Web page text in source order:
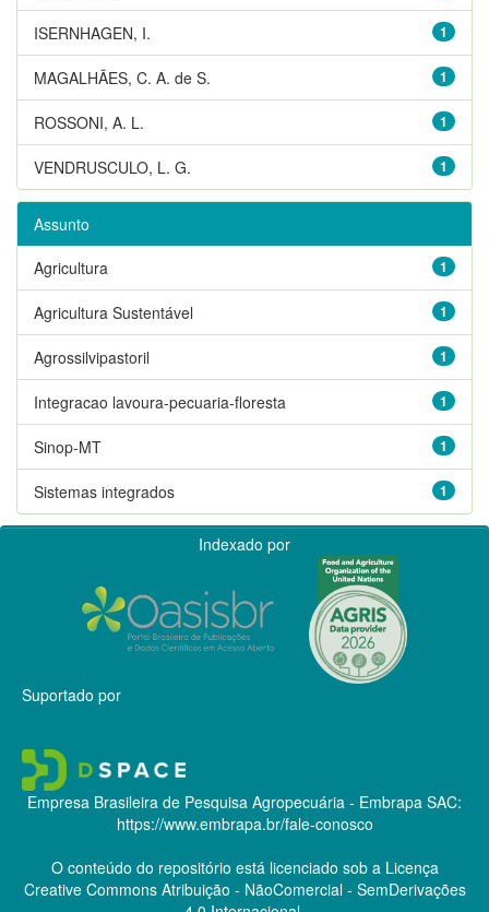
1
ISERNHAGEN, I.
1
MAGALHÃES, C. A. de S.
1
ROSSONI, A. L.
1
VENDRUSCULO, L. G.
Assunto
1
Agricultura
1
Agricultura Sustentável
1
Agrossilvipastoril
1
Integracao lavoura-pecuaria-floresta
1
Sinop-MT
1
Sistemas integrados
Indexado por
Suportado por
Empresa Brasileira de Pesquisa Agropecuária - Embrapa SAC:
https://www.embrapa.br/fale-conosco
O conteúdo do repositório está licenciado sob a Licença
Creative CommonsAtribuição - NãoComercial - SemDerivações